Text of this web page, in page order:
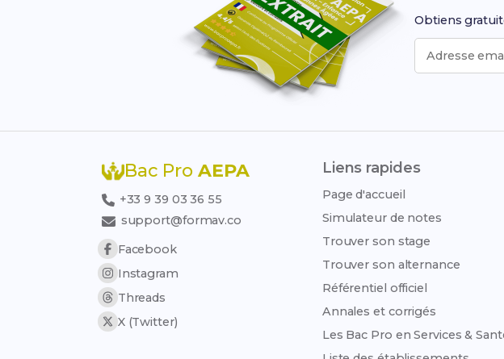
Obtiens
Adresse
Bac Pro AEPA
+33 9 39 03 36 55
support@formav.co
Facebook
Instagram
Threads
X (Twitter)
Liens rapides
Page d'accueil
Simulateur de notes
Trouver son stage
Trouver son alternance
Référentiel officiel
Annales et corrigés
Les Bac Pro en Services &